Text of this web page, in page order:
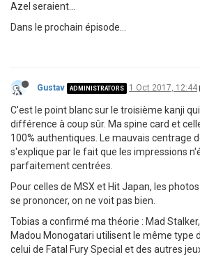
Azel seraient...
Dans le prochain épisode...
Gustav ADMINISTRATORS 1 Oct 2017, 12:44
C'est le point blanc sur le troisième kanji
différence à coup sûr. Ma spine card et
100% authentiques. Le mauvais centrage
s'explique par le fait que les impressions
parfaitement centrées.
Pour celles de MSX et Hit Japan, les
se prononcer, on ne voit pas bien.
Tobias a confirmé ma théorie : Mad
Madou Monogatari utilisent le même type
celui de Fatal Fury Special et des autres